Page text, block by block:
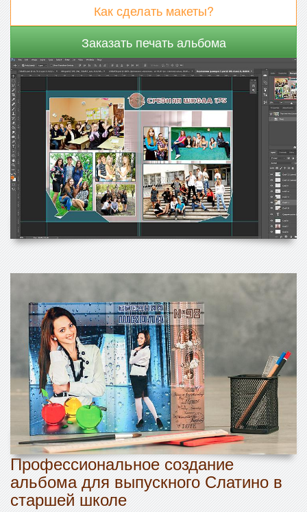
Как сделать макеты?
Заказать печать альбома
Профессиональное создание
альбома для выпускного Слатино в
старшей школе